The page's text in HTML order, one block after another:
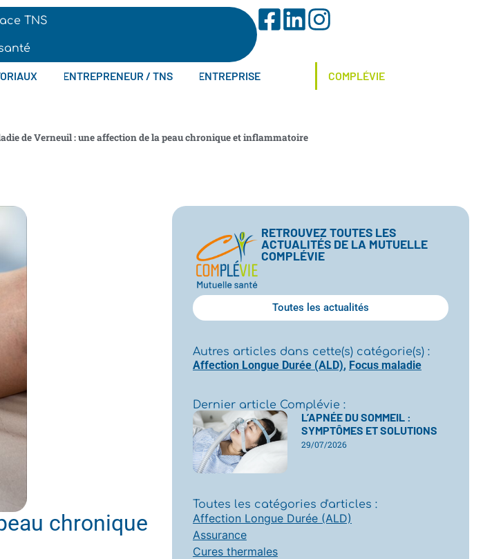
TNS
ENTREPRENEUR / TNS ENTREPRISE COMPLÉVIE
de Verneuil : une affection de la peau chronique et inflammatoire
chronique
RETROUVEZ TOUTES LES
ACTUALITÉS DE LA MUTUELLE
COMPLÉVIE
Toutes les actualités
Autres articles dans cette(s) catégorie(s) :
Affection Longue Durée (ALD), Focus maladie
Dernier article Complévie :
L’APNÉE DU SOMMEIL :
SYMPTÔMES ET SOLUTIONS
29/07/2026
Toutes les catégories d'articles :
Affection Longue Durée (ALD)
Assurance
Cures thermales